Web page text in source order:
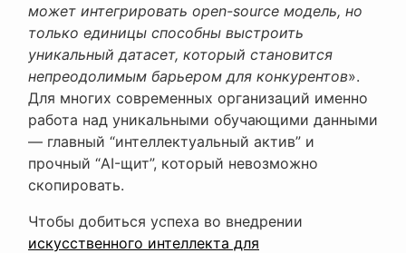
может интегрировать open-source модель, но
только единицы способны выстроить
уникальный датасет, который становится
непреодолимым барьером для конкурентов».
Для многих современных организаций именно
работа над уникальными обучающими данными
— главный “интеллектуальный актив” и
прочный “AI-щит”, который невозможно
скопировать.
Чтобы добиться успеха во внедрении
искусственного интеллекта для